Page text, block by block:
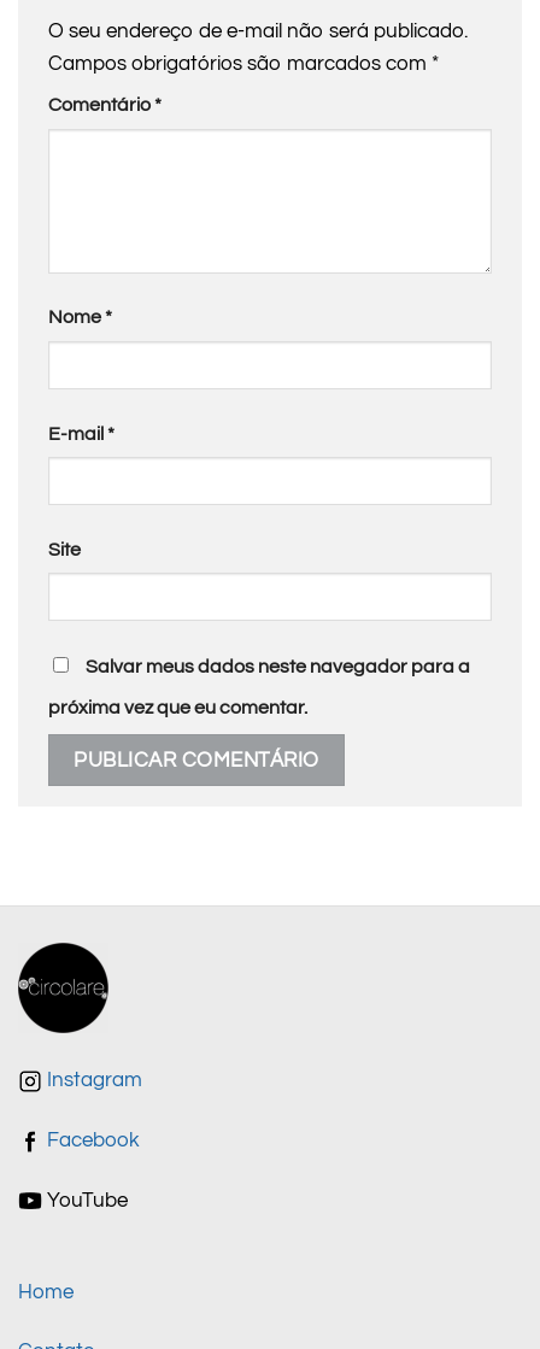
O seu endereço de e-mail não será publicado.
Campos obrigatórios são marcados com *
Comentário*
Nome*
E-mail*
Site
Salvar meus dados neste navegador para a
próxima vez que eu comentar.
Instagram
Facebook
YouTube
Home